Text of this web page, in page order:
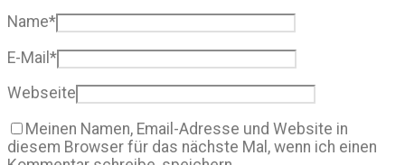
Name*
E-Mail *
Webseite
Meinen Namen, Email-Adresse und Website in
diesem Browser für das nächste Mal, wenn ich einen